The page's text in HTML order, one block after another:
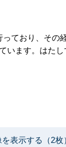
ており、その
います。はた
表示する（2枚